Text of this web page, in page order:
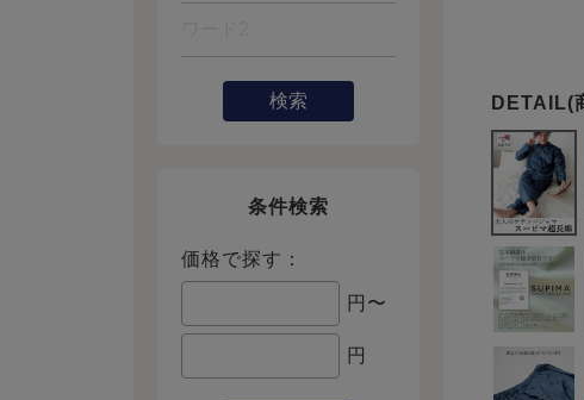
検索
条件検索
価格で探す：
円〜
円